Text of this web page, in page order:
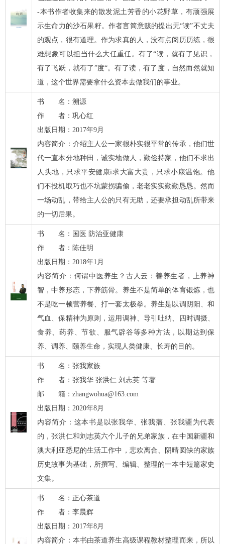
-本书作者收集来的散发泥土芳香的小花野草，有顽强展
示生命力的沙石果籽。作者言简意赅的提出无“读”不丈夫
的观点，很有道理。作为求真的人，没有点阅历历练，很
难想象可以担当什么大任重任。有了“读，就有了见识，
有了飞跃，就有了”度“。有了读，有了度，自然而然就知
道，这个世界需要拿什么资本去做我们的事业。
书 名：溯源
作 者：巩心红
出版日期：2017年9月
内容简介：介绍主人公一家很朴实很平常的传承，他们世
代一直本分地种田，诚实地做人，勤俭持家，他们不求出
人头地，只求平安健康i求大富大贵，只求小康温饱。他
们不投机取巧也不坑蒙拐骗偷，老老实实勤勤恳恳。然而
一场动乱，带给主人公的只有无助，还要承担动乱所带来
的一切后果。
书 名：国医 防治亚健康
作 者：陈佳明
出版日期：2018年1月
内容简介：何谓中医养生？古人云：善养生者，上养神
智，中养形态，下养筋骨。养生不是简单的体育锻炼，也
不是吃一顿营养餐、打一套太极拳。养生是以调阴阳、和
气血、保精神为原则，运用调神、导引吐纳、四时调摄、
食养、药养、节欲、服气辟谷等多种方法，以期达到保
养、调养、颐养生命，实现人类健康、长寿的目的。
书 名：张我家族
作 者：张我华 张洪仁 刘志英 等著
邮 箱：zhangwohua@163.com
出版日期：2020年8月
内容简介：这本书是以张我华、张我藩、张我疆为代表
的，张洪仁和刘志英六个儿子的兄弟家族，在中国新疆和
澳大利亚悉尼的生活工作中，悲欢离合、阴晴圆缺的家族
历史故事为基础，所撰写、编辑、整理的一本中短篇家史
文集。
书 名：正心茶道
作 者：李晨辉
出版日期：2017年8月
内容简介：本书由茶道养生高级课程教材整理而来，所以